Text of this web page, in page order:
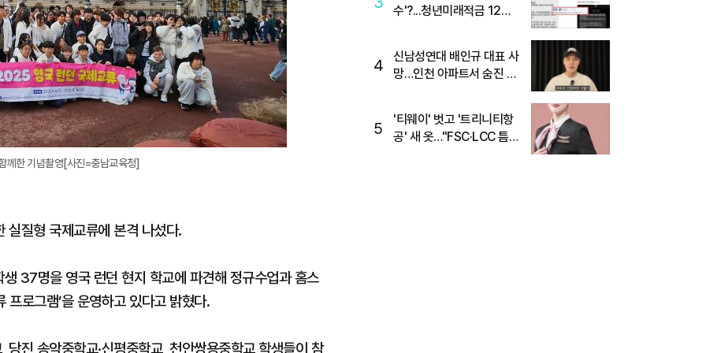
께한 기념촬영[사진=충남교육청]
실질형 국제교류에 본격 나섰다.
37명을 영국 런던 현지 학교에 파견해 정규수업과 홈스
로그램’을 운영하고 있다고 밝혔다.
진 송악중학교·신평중학교, 천안쌍용중학교 학생들이 참
수'?...청년미래적금 12%
4
신남성연대 배인규 대표 사
망…인천 아파트서 숨진 채
5
'티웨이' 벗고 '트리니티항
공' 새 옷…"FSC·LCC 틈